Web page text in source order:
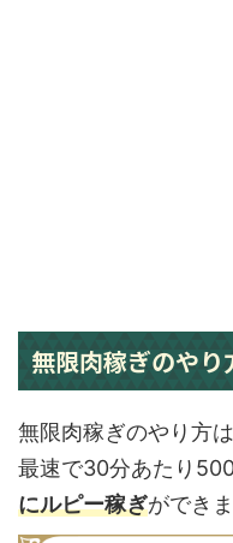
無限肉稼ぎのやり
無限肉稼ぎのやり方
最速で30分あたり
にルピー稼ぎができ